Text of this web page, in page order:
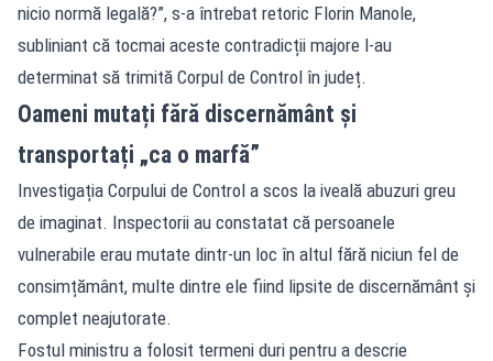
nicio normă legală?”, s-a întrebat retoric Florin Manole,
subliniant că tocmai aceste contradicții majore l-au
determinat să trimită Corpul de Control în județ.
Oameni mutați fără discernământ și
transportați „ca o marfă”
Investigația Corpului de Control a scos la iveală abuzuri greu
de imaginat. Inspectorii au constatat că persoanele
vulnerabile erau mutate dintr-un loc în altul fără niciun fel de
consimțământ, multe dintre ele fiind lipsite de discernământ și
complet neajutorate.
Fostul ministru a folosit termeni duri pentru a descrie